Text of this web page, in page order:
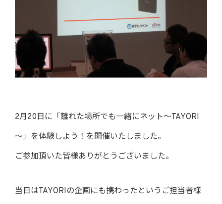
2月20日に「離れた場所でも一緒にネット～TAYORI
～」を体験しよう！を開催いたしました。
ご参加頂いた皆様ありがとうございました。
当日はTAYORIの企画にも携わったというご担当者様